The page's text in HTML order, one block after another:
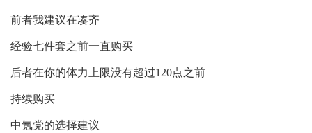
前者我建议在凑齐
经验七件套之前一直购买
后者在你的体力上限没有超过120点之前
持续购买
中氪党的选择建议